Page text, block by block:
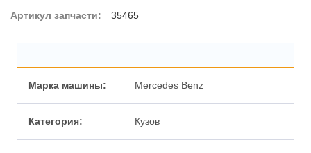
Артикул запчасти: 35465
Марка машины: Mercedes Benz
Категория: Кузов